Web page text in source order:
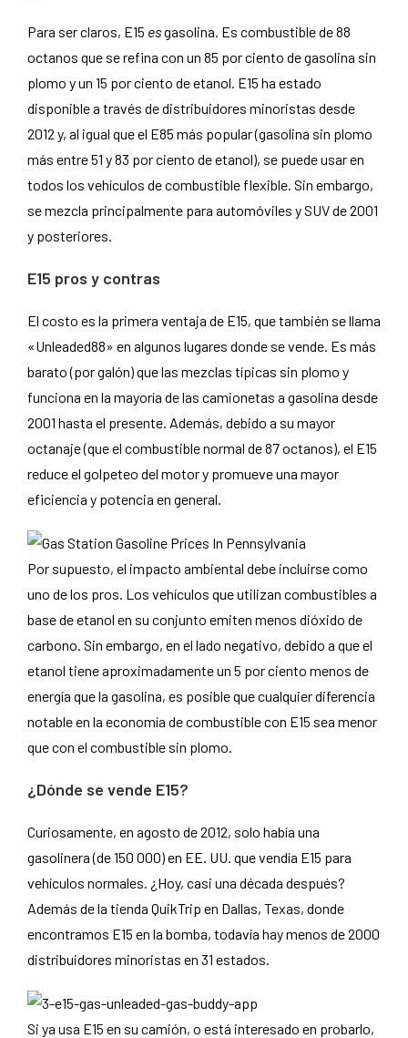
Para ser claros, E15 esgasolina. Es combustible de 88
octanos que se refina con un 85 por ciento de gasolina sin
plomo y un 15 por ciento de etanol. E15 ha estado
disponible a través de distribuidores minoristas desde
2012 y, al igual que el E85 más popular (gasolina sin plomo
más entre 51 y 83 por ciento de etanol), se puede usar en
todos los vehículos de combustible flexible. Sin embargo,
se mezcla principalmente para automóviles y SUV de 2001
y posteriores.
E15 pros y contras
El costo es la primera ventaja de E15, que también se llama
«Unleaded88» en algunos lugares donde se vende. Es más
barato (por galón) que las mezclas típicas sin plomo y
funciona en la mayoría de las camionetas a gasolina desde
2001 hasta el presente. Además, debido a su mayor
octanaje (que el combustible normal de 87 octanos), el E15
reduce el golpeteo del motor y promueve una mayor
eficiencia y potencia en general.
Por supuesto, el impacto ambiental debe incluirse como
uno de los pros. Los vehículos que utilizan combustibles a
base de etanol en su conjunto emiten menos dióxido de
carbono. Sin embargo, en el lado negativo, debido a que el
etanol tiene aproximadamente un 5 por ciento menos de
energía que la gasolina, es posible que cualquier diferencia
notable en la economía de combustible con E15 sea menor
que con el combustible sin plomo.
¿Dónde se vende E15?
Curiosamente, en agosto de 2012, solo había una
gasolinera (de 150 000) en EE. UU. que vendía E15 para
vehículos normales. ¿Hoy, casi una década después?
Además de la tienda QuikTrip en Dallas, Texas, donde
encontramos E15 en la bomba, todavía hay menos de 2000
distribuidores minoristas en 31 estados.
Si ya usa E15 en su camión, o está interesado en probarlo,